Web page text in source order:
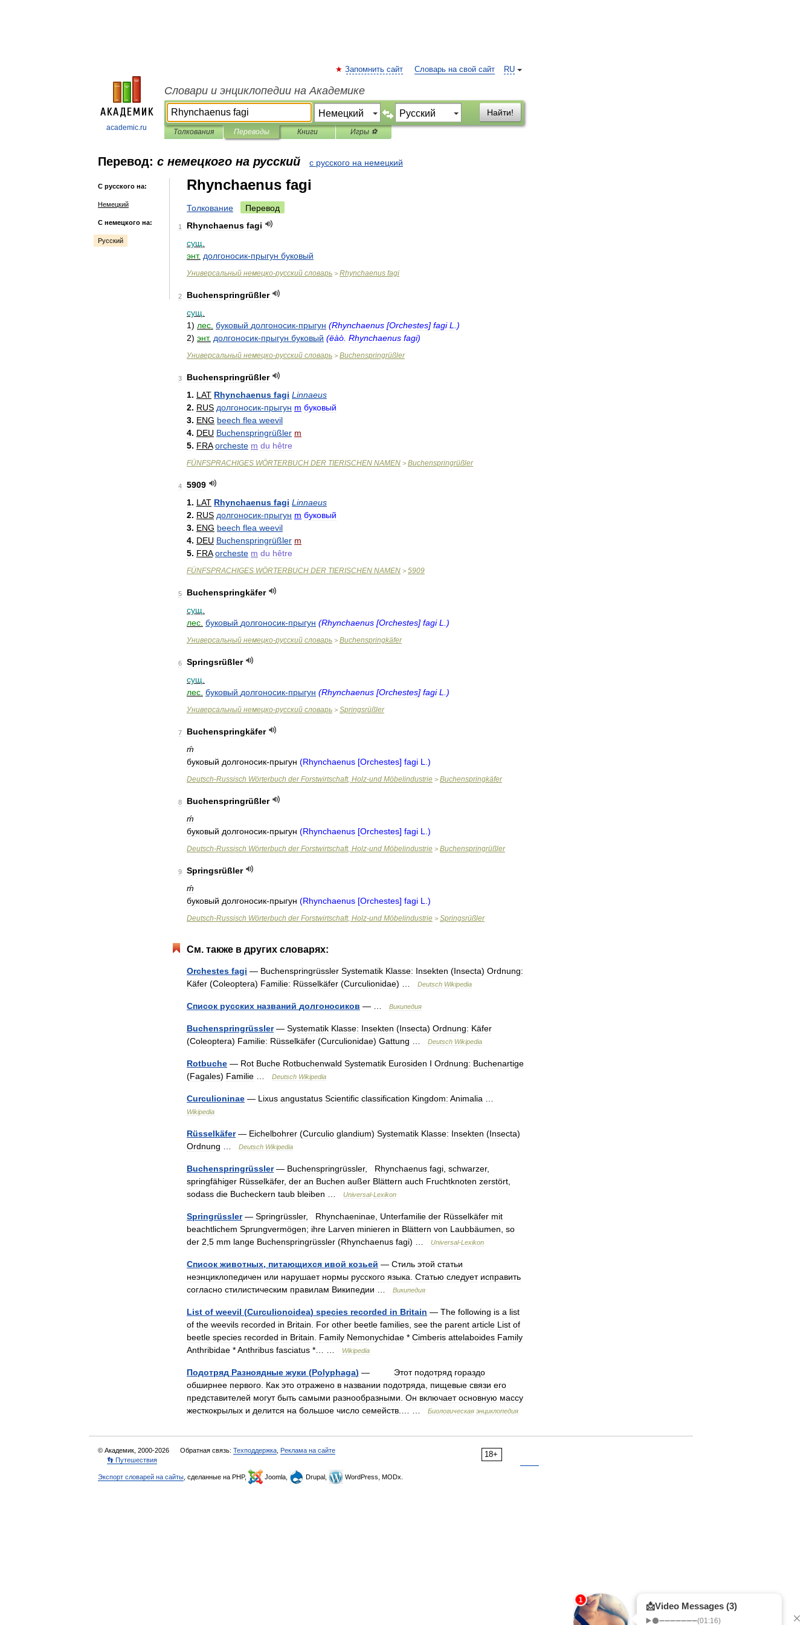
academic.ru
RU
Запомнить сайт Словарь на свой сайт
Словари и энциклопедии на Академике
Найти!
Толкования Переводы Книги Игры ⚽
Перевод: с немецкого на русский с русского на немецкий
С русского на:
Немецкий
С немецкого на:
Русский
Rhynchaenus fagi
Толкование Перевод
1 Rhynchaenus fagi
сущ
энт. долгоносик-прыгун буковый
Универсальный немецко-русский словарь > Rhynchaenus fagi
2
Buchenspringrüßler
сущ
1) лес буковый долгоносик-прыгун (Rhynchaenus [Orchestes] fagi L .)
2) энт. долгоносик-прыгун буковый (ëàò Rhynchaenus fagi)
Универсальный немецко-русский словарь > Buchenspringrüßler
3
Buchenspringrüßler
1. LAT Rhynchaenus fagi Linnaeus
2. RUS долгоносик-прыгун m буковый
3. ENG beech flea weevil
4. DEU Buchenspringrüßler m
5. FRA orcheste m du hêtre
FÜNFSPRACHIGES WÖRTERBUCH DER TIERISCHEN NAMEN > Buchenspringrüßler
4
5909
1. LAT Rhynchaenus fagi Linnaeus
2. RUS долгоносик-прыгун m буковый
3. ENG beech flea weevil
4. DEU Buchenspringrüßler m
5. FRA orcheste m du hêtre
FÜNFSPRACHIGES WÖRTERBUCH DER TIERISCHEN NAMEN > 5909
5
Buchenspringkäfer
сущ
лес буковый долгоносик-прыгун (Rhynchaenus [Orchestes] fagi L .)
Универсальный немецко-русский словарь > Buchenspringkäfer
6
Springsrüßler
сущ
лес буковый долгоносик-прыгун (Rhynchaenus [Orchestes] fagi L .)
Универсальный немецко-русский словарь > Springsrüßler
7
Buchenspringkäfer
ḿ
буковый долгоносик-прыгун (Rhynchaenus [Orchestes] fagi L .)
Deutsch-Russisch Wörterbuch der Forstwirtschaft, Holz-und Möbelindustrie > Buchenspringkäfer
8
Buchenspringrüßler
ḿ
буковый долгоносик-прыгун (Rhynchaenus [Orchestes] fagi L .)
Deutsch-Russisch Wörterbuch der Forstwirtschaft, Holz-und Möbelindustrie > Buchenspringrüßler
9
Springsrüßler
ḿ
буковый долгоносик-прыгун (Rhynchaenus [Orchestes] fagi L .)
Deutsch-Russisch Wörterbuch der Forstwirtschaft, Holz-und Möbelindustrie > Springsrüßler
См. также в других словарях:
Orchestes fagi — Buchenspringrüssler Systematik Klasse: Insekten (Insecta) Ordnung:
Käfer (Coleoptera) Familie: Rüsselkäfer (Curculionidae) … Deutsch Wikipedia
Список русских названий долгоносиков — … Википедия
Buchenspringrüssler— Systematik Klasse: Insekten (Insecta) Ordnung: Käfer
(Coleoptera) Familie: Rüsselkäfer (Curculionidae) Gattung Deutsch Wikipedia
Rotbuche — Rot Buche Rotbuchenwald Systematik Eurosiden I Ordnung: Buchenartige
(Fagales) Familie Deutsch Wikipedia
Curculioninae — Lixus angustatus Scientific classification Kingdom: Animalia
Wikipedia
Rüsselkäfer— Eichelbohrer (Curculio glandium) Systematik Klasse: Insekten (Insecta)
Ordnung
Deutsch Wikipedia
Buchenspringrüssler— Buchenspringrüssler, Rhynchaenus fagi schwarzer,
springfähiger Rüsselkäfer, der an Buchen außer Blättern auch Fruchtknoten zerstört
sodass die Bucheckern taub bleiben Universal-Lexikon
Springrüssler— Springrüssler, Rhynchaeninae Unterfamilie der Rüsselkäfer mit
beachtlichem Sprungvermögen; ihre Larven minieren in Blättern von Laubbäumen so
der 2 5 mm lange Buchenspringrüssler (Rhynchaenus fagi) … Universal-Lexikon
Список животных, питающихся ивой козьей — Стиль этой статьи
неэнциклопедичен или нарушает нормы русского языка Статью следует исправить
согласно стилистическим правилам Википедии Википедия
List of weevil (Curculionoidea) species recorded in Britain — The following is a list
of the weevils recorded in Britain For other beetle families see the parent article List of
beetle species recorded in Britain Family Nemonychidae * Cimberis attelaboides Family
Anthribidae *Anthribus fasciatus *… … Wikipedia
Подотряд Разноядные жуки (Polyphaga) — Этот подотряд гораздо
обширнее первого Как это отражено в названии подотряда пищевые связи его
представителей могут быть самыми разнообразными Он включает основную массу
жесткокрылых и делится на большое число семейств Биологическая энциклопедия
18+
© Академик, 2000-2026 Обратная связь: Техподдержка Реклама на сайте
👣 Путешествия
Экспорт словарей на сайты , сделанные на PHP, Joomla, Drupal, WordPress, MODx.